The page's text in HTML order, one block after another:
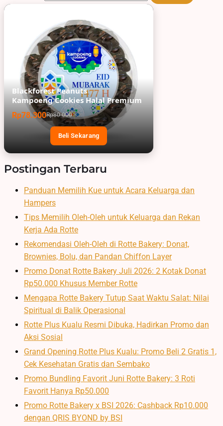
Blackforest Peanuts
Kampoeng Cookies Halal Premium
Rp78.300Rp80.000
Beli Sekarang
Postingan Terbaru
Panduan Memilih Kue untuk Acara Keluarga dan
Hampers
Tips Memilih Oleh-Oleh untuk Keluarga dan Rekan
Kerja Ada Rotte
Rekomendasi Oleh-Oleh di Rotte Bakery: Donat,
Brownies, Bolu, dan Pandan Chiffon Layer
Promo Donat Rotte Bakery Juli 2026: 2 Kotak Donat
Rp50.000 Khusus Member Rotte
Mengapa Rotte Bakery Tutup Saat Waktu Salat: Nilai
Spiritual di Balik Operasional
Rotte Plus Kualu Resmi Dibuka, Hadirkan Promo dan
Aksi Sosial
Grand Opening Rotte Plus Kualu: Promo Beli 2 Gratis 1,
Cek Kesehatan Gratis dan Sembako
Promo Bundling Favorit Juni Rotte Bakery: 3 Roti
Favorit Hanya Rp50.000
Promo Rotte Bakery x BSI 2026: Cashback Rp10.000
dengan QRIS BYOND by BSI